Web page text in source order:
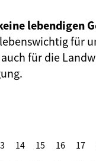
lebendigen
für
für die
14 15 16 17